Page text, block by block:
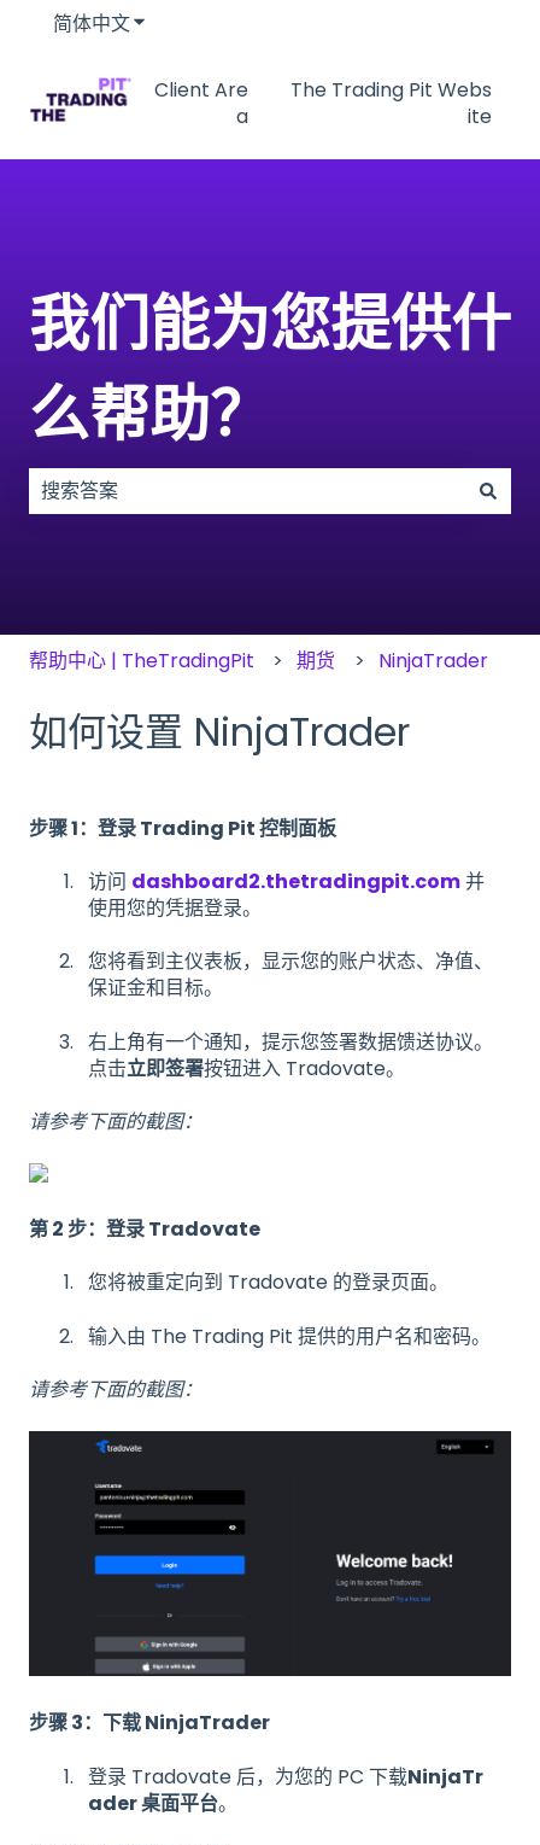
简体中文显示翻译的子菜单
Client Are
a
The Trading Pit Webs
ite
我们能为您提供什
么帮助？
帮助中心 | TheTradingPit 期货 NinjaTrader
如何设置 NinjaTrader
步骤 1：登录 Trading Pit 控制面板
访问 dashboard2.thetradingpit.com并
使用您的凭据登录。
您将看到主仪表板，显示您的账户状态、净值、
保证金和目标。
右上角有一个通知，提示您签署数据馈送协议。
点击立即签署按钮进入 Tradovate。
请参考下面的截图：
第 2 步：登录 Tradovate
您将被重定向到 Tradovate 的登录页面。
输入由 The Trading Pit 提供的用户名和密码。
请参考下面的截图：
步骤 3：下载 NinjaTrader
登录 Tradovate 后，为您的 PC 下载NinjaTr
ader 桌面平台。